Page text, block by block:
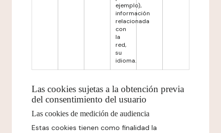
ejemplo),
información
relacionada
con
la
red,
su
idioma.
Las cookies sujetas a la obtención previa
del consentimiento del usuario
Las cookies de medición de audiencia
Estas cookies tienen como finalidad la